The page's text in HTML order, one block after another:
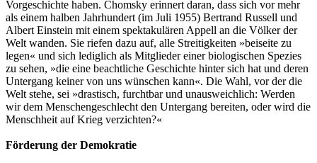
Vorgeschichte haben. Chomsky erinnert daran, dass sich vor mehr
als einem halben Jahrhundert (im Juli 1955) Bertrand Russell und
Albert Einstein mit einem spektakulären Appell an die Völker der
Welt wanden. Sie riefen dazu auf, alle Streitigkeiten »beiseite zu
legen« und sich lediglich als Mitglieder einer biologischen Spezies
zu sehen, »die eine beachtliche Geschichte hinter sich hat und deren
Untergang keiner von uns wünschen kann«. Die Wahl, vor der die
Welt stehe, sei »drastisch, furchtbar und unausweichlich: Werden
wir dem Menschengeschlecht den Untergang bereiten, oder wird die
Menschheit auf Krieg verzichten?«
Förderung der Demokratie